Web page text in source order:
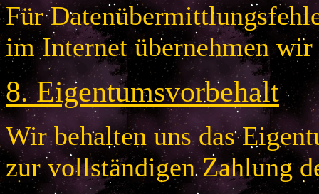
Für
im Internet übernehmen
8.Eigentumsvorbehalt
Wir behalten uns das
zur vollständigen Zahlung